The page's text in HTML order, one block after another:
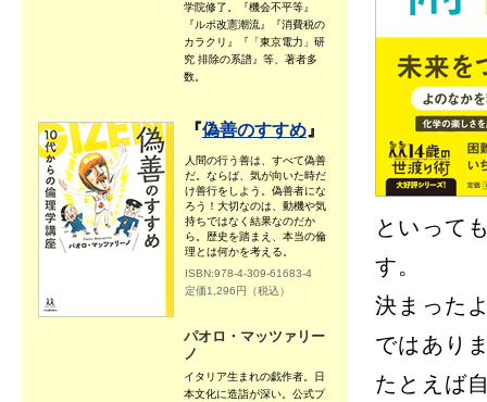
学院修了。『機会不平等』
『ルポ改憲潮流』『消費税の
カラクリ』『「東京電力」研
究 排除の系譜』等、著者多
数。
『偽善のすすめ 』
人間の行う善は、すべて偽善
だ。ならば、気が向いた時だ
け善行をしよう。偽善者にな
ろう！大切なのは、動機や気
持ちではなく結果なのだか
ら。歴史を踏まえ、本当の倫
理とは何かを考える。
ISBN:978-4-309-61683-4
定価1,296円（税込）
パオロ・マッツァリー
ノ
イタリア生まれの戯作者。日
本文化に造詣が深い。公式プ
といって
す。
決まった
ではあり
たとえば